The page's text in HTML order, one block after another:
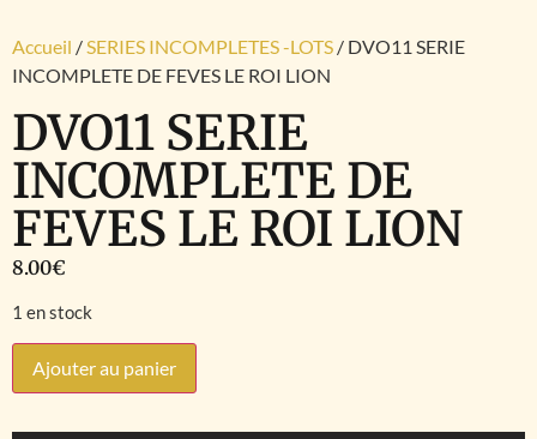
Accueil /SERIES INCOMPLETES -LOTS / DVO11 SERIE
INCOMPLETE DE FEVES LE ROI LION
DVO11 SERIE
INCOMPLETE DE
FEVES LE ROI LION
8.00€
1 en stock
Ajouter au panier